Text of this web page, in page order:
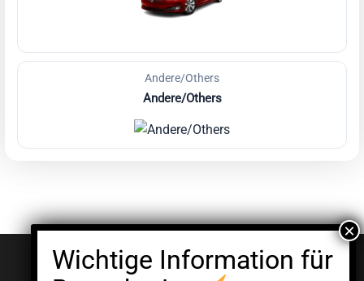
Andere/Others
Andere/Others
© EV Clinic 2026